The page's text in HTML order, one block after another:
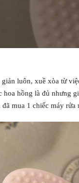
luôn, xuề xòa từ
hoa hồng là đủ nhưng
mua 1 chiếc máy rửa